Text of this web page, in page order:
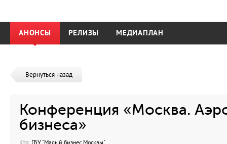
АНОНСЫ РЕЛИЗЫ МЕДИАПЛАН
Вернуться назад
Конференция «Москва.
бизнеса»
Кто: ГБУ "Малый бизнес Москвы"